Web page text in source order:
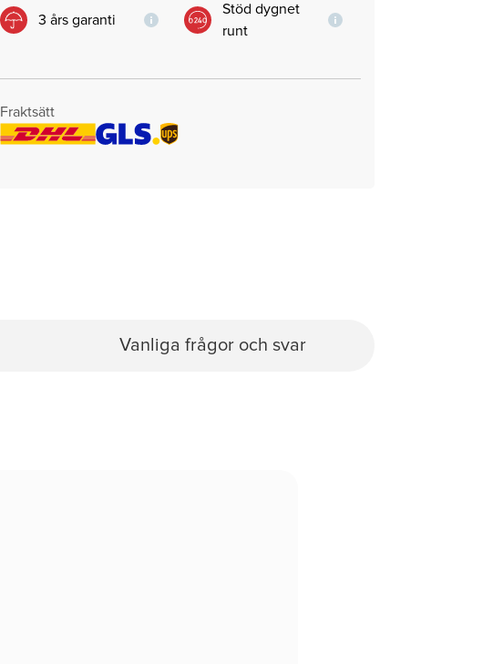
3 års garanti
Stöd dygnet
runt
Fraktsätt
Vanliga frågor och svar